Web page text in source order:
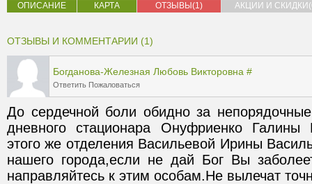
ОПИСАНИЕ КАРТА ОТЗЫВЫ(1) АКЦИИ И
ОТЗЫВЫ И КОММЕНТАРИИ (1)
Богданова-Железная Любовь Викторовна #
Ответить Пожаловаться
До сердечной боли обидно за
дневного стационара Онуфриенко
этого же отделения Васильевой Ирины
нашего города,если не дай Бог Вы
направляйтесь к этим особам.Не вылечат